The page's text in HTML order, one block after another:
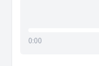
0:00